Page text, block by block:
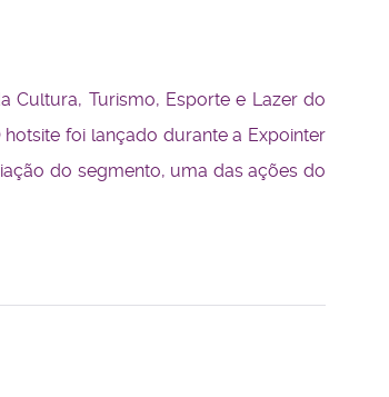
Cultura, Turismo, Esporte e Lazer do
foi lançado durante a Expointer
do segmento, uma das ações do